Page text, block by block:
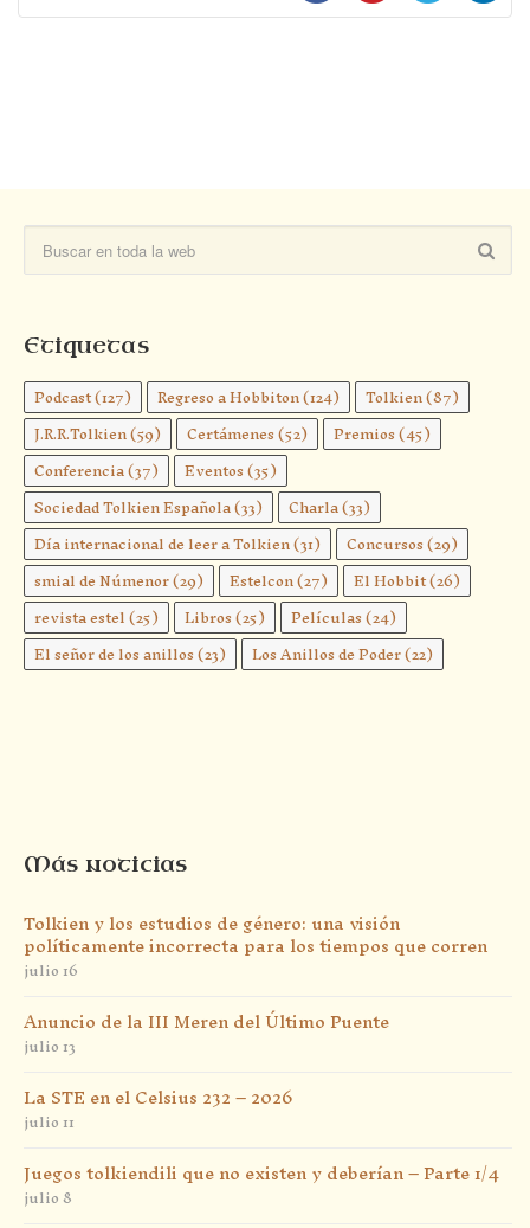
Etiquetas
Podcast(127) Regreso a Hobbiton(124) Tolkien(87)
J.R.R.Tolkien(59) Certámenes(52) Premios(45)
Conferencia(37) Eventos(35)
Sociedad Tolkien Española(33) Charla(33)
Día internacional de leer a Tolkien(31) Concursos(29)
smial de Númenor(29) Estelcon(27) El Hobbit(26)
revista estel(25) Libros(25) Películas(24)
El señor de los anillos(23) Los Anillos de Poder(22)
Más noticias
Tolkien y los estudios de género: una visión
políticamente incorrecta para los tiempos que corren
julio 16
Anuncio de la III Meren del Último Puente
julio 13
La STE en el Celsius 232 – 2026
julio 11
Juegos tolkiendili que no existen y deberían – Parte 1/4
julio 8